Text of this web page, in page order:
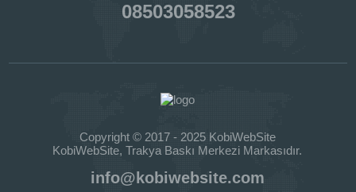
08503058523
Copyright © 2017 - 2025 KobiWebSite
KobiWebSite, Trakya Baskı Merkezi Markasıdır.
info@kobiwebsite.com